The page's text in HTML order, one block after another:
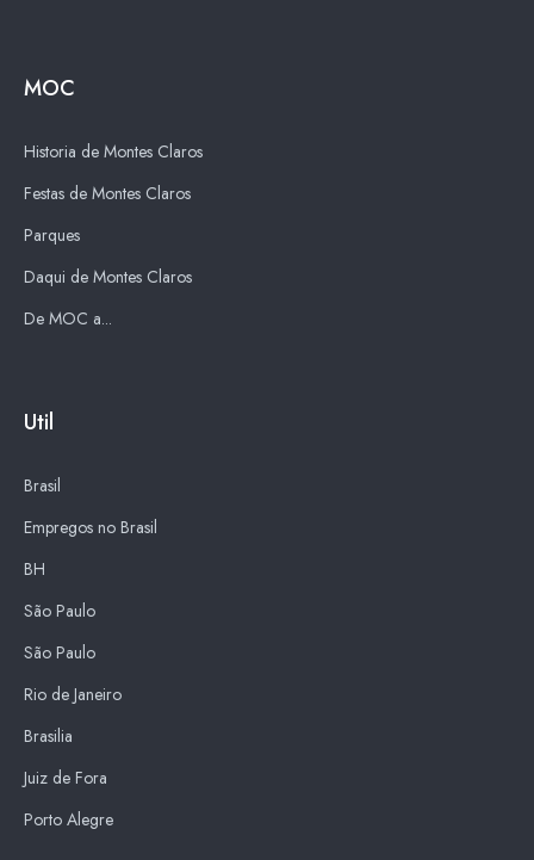
MOC
Historia de Montes Claros
Festas de Montes Claros
Parques
Daqui de Montes Claros
De MOC a...
Util
Brasil
Empregos no Brasil
BH
São Paulo
São Paulo
Rio de Janeiro
Brasilia
Juiz de Fora
Porto Alegre